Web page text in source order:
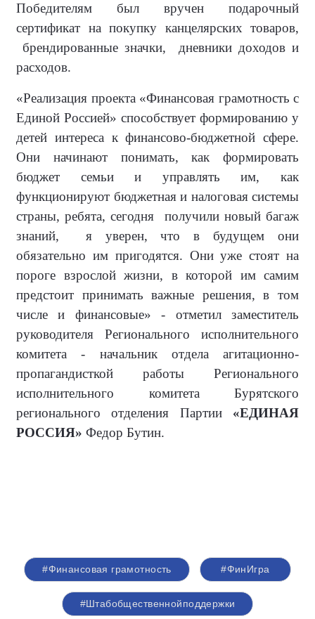
Победителям был вручен подарочный
сертификат на покупку канцелярских товаров,
брендированные значки, дневники доходов и
расходов.
«Реализация проекта «Финансовая грамотность с
Единой Россией» способствует формированию у
детей интереса к финансово-бюджетной сфере.
Они начинают понимать, как формировать
бюджет семьи и управлять им, как
функционируют бюджетная и налоговая системы
страны, ребята, сегодня получили новый багаж
знаний, я уверен, что в будущем они
обязательно им пригодятся. Они уже стоят на
пороге взрослой жизни, в которой им самим
предстоит принимать важные решения, в том
числе и финансовые» - отметил заместитель
руководителя Регионального исполнительного
комитета - начальник отдела агитационно-
пропагандисткой работы Регионального
исполнительного комитета Бурятского
регионального отделения Партии«ЕДИНАЯ
РОССИЯ» Федор Бутин.
#Финансовая грамотность #ФинИгра
#Штабобщественнойподдержки